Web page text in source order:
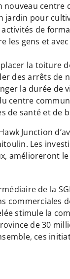
nouveau
pour
de
gens et
la
des arrêts de
la durée de
centre
de santé et de
Junction
Les
amélioreront
de la
stimule la
de 30
ces